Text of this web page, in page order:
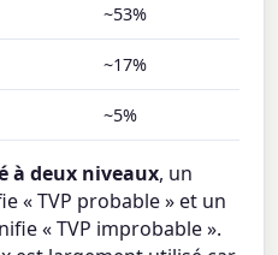
~53%
~17%
~5%
à deux niveaux, un
« TVP probable » et un
« TVP improbable ».